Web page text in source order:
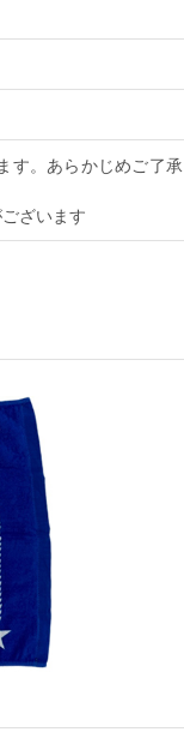
す。あらかじめご了承
ざいます